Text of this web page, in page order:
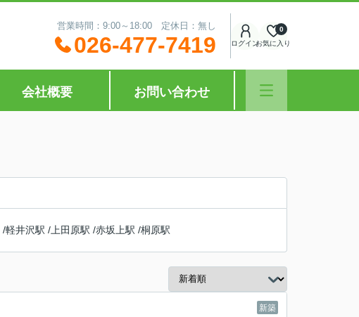
営業時間：9:00～18:00 定休日：無し
026-477-7419 ログインお気に入り
0
会社概要 お問い合わせ
/軽井沢駅 / 上田原駅 /赤坂上駅 /桐原駅
新築